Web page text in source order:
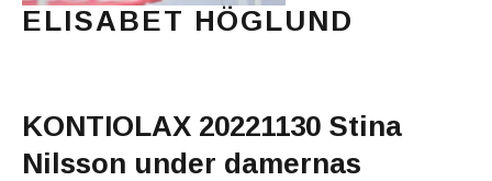
ELISABET HÖGLUND
KONTIOLAX 20221130 Stina
Nilsson under damernas